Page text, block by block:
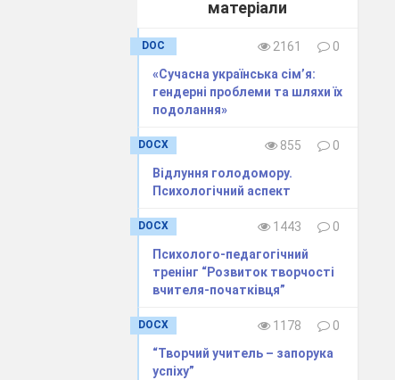
матеріали
DOC 2161
0
«Сучасна українська сім’я:
гендерні проблеми та шляхи їх
подолання»
DOCX 855
0
Відлуння голодомору.
Психологічний аспект
DOCX 1443
0
Психолого-педагогічний
тренінг “Розвиток творчості
вчителя-початківця”
DOCX 1178
0
“Творчий учитель – запорука
успіху”